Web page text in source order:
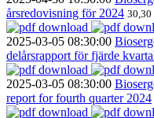
årsredovisning för 2024 30,30
2025-03-05 08:30:00
delårsrapport för fjärde
2025-03-05 08:30:00
report for fourth quarter 2024